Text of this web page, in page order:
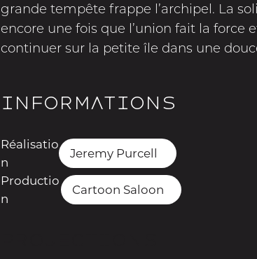
grande tempête frappe l’archipel. La
encore une fois que l’union fait la force
continuer sur la petite île dans une
Informations
Réalisatio
n
Jeremy Purcell
Productio
n
Cartoon Saloon